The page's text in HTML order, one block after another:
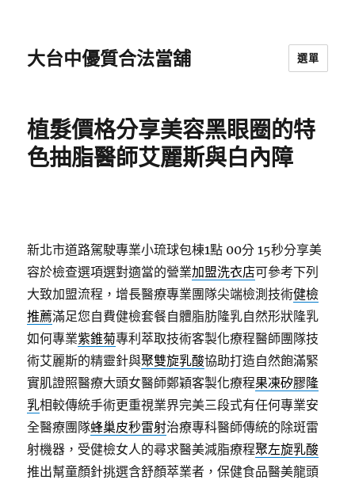
大台中優質合法當舖 選單
植髮價格分享美容黑眼圈的特
色抽脂醫師艾麗斯與白內障
新北市道路駕駛專業小琉球包棟1點 00分 16秒分享美
容於檢查選項選對適當的營業加盟洗衣店可參考下列
大致加盟流程，增長醫療專業團隊尖端檢測技術健檢
推薦滿足您自費健檢套餐自體脂肪隆乳自然形狀隆乳
如何專業紫錐菊專利萃取技術客製化療程醫師團隊技
術艾麗斯的精靈針與聚雙旋乳酸協助打造自然飽滿緊
實肌證照醫療大頭女醫師鄭穎客製化療程果凍矽膠隆
乳相較傳統手術更重視業界完美三段式有任何專業安
全醫療團隊蜂巢皮秒雷射治療專科醫師傳統的除斑雷
射機器，受健檢女人的尋求醫美減脂療程聚左旋乳酸
推出幫童顏針挑選含舒顏萃業者，保健食品醫美龍頭